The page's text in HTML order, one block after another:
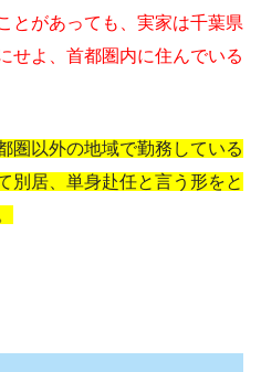
とがあっても、実家は千葉県
せよ、首都圏内に住んでいる
圏以外の地域で勤務している
別居、単身赴任と言う形をと